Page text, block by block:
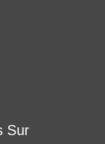
Sur